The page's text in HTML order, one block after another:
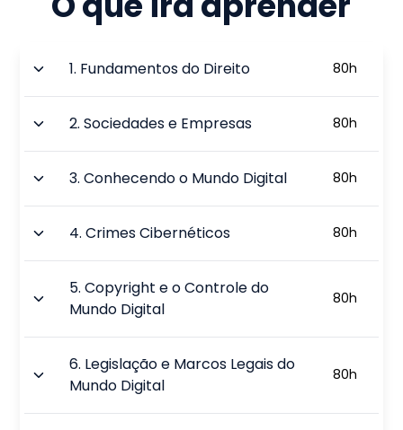
1. Fundamentos do Direito 80h
2.Sociedades e Empresas 80h
3.Conhecendo o Mundo Digital 80h
4.Crimes Cibernéticos 80h
5.Copyright e o Controle do
Mundo Digital
80h
6. Legislação e Marcos Legais do
Mundo Digital
80h